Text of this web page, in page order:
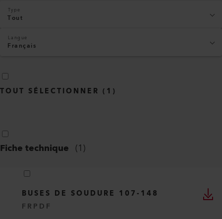
Type
Tout
Langue
Français
TOUT SÉLECTIONNER ( 1 )
Fiche technique (1)
BUSES DE SOUDURE 107-148
FR PDF